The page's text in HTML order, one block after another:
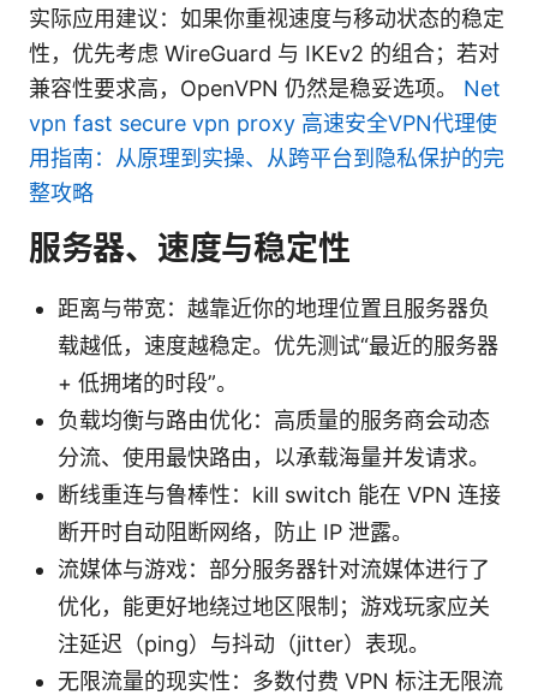
实际应用建议：如果你重视速度与移动状态的稳定
性，优先考虑 WireGuard 与 IKEv2 的组合；若对
兼容性要求高，OpenVPN 仍然是稳妥选项。 Net
vpn fast secure vpn proxy 高速安全VPN代理使
用指南：从原理到实操、从跨平台到隐私保护的完
整攻略
服务器、速度与稳定性
距离与带宽：越靠近你的地理位置且服务器负
载越低，速度越稳定。优先测试“最近的服务器
+ 低拥堵的时段”。
负载均衡与路由优化：高质量的服务商会动态
分流、使用最快路由，以承载海量并发请求。
断线重连与鲁棒性：kill switch 能在 VPN 连接
断开时自动阻断网络，防止 IP 泄露。
流媒体与游戏：部分服务器针对流媒体进行了
优化，能更好地绕过地区限制；游戏玩家应关
注延迟（ping）与抖动（jitter）表现。
无限流量的现实性：多数付费 VPN 标注无限流